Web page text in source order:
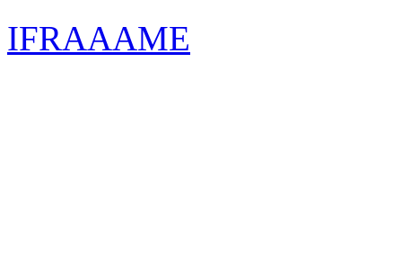
IFRAAAME